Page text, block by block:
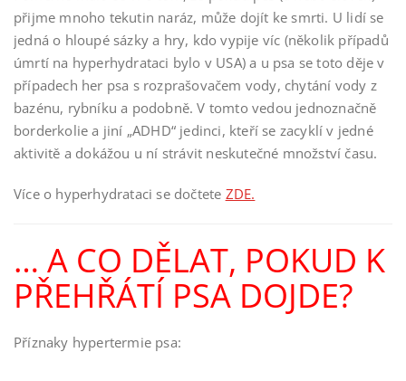
přijme mnoho tekutin naráz, může dojít ke smrti. U lidí se
jedná o hloupé sázky a hry, kdo vypije víc (několik případů
úmrtí na hyperhydrataci bylo v USA) a u psa se toto děje v
případech her psa s rozprašovačem vody, chytání vody z
bazénu, rybníku a podobně. V tomto vedou jednoznačně
borderkolie a jiní „ADHD“ jedinci, kteří se zacyklí v jedné
aktivitě a dokážou u ní strávit neskutečné množství času.
Více o hyperhydrataci se dočtete ZDE.
… A CO DĚLAT, POKUD K
PŘEHŘÁTÍ PSA DOJDE?
Příznaky hypertermie psa: